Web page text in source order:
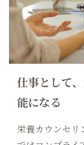
仕事として
能になる
栄養カウンセリ